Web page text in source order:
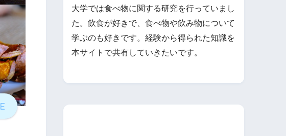
大学では食べ物に関する研究を行っていまし
た。飲食が好きで、食べ物や飲み物について
学ぶのも好きです。経験から得られた知識を
本サイトで共有していきたいです。